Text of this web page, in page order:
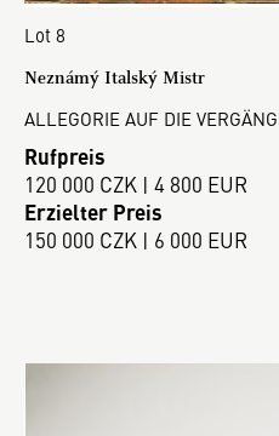
Lot 8
Neznámý Italský Mistr
ALLEGORIE AUF DIE
Rufpreis
120 000 CZK | 4 800 EUR
Erzielter Preis
150 000 CZK | 6 000 EUR